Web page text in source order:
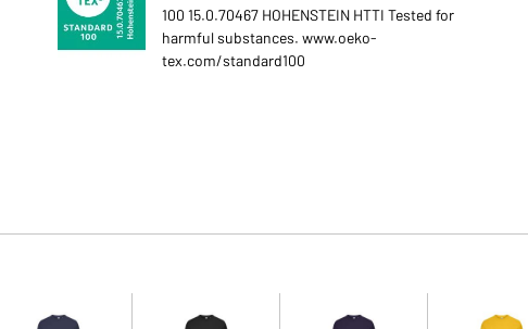
100 15.0.70467 HOHENSTEIN HTTI Tested for
harmful substances. www.oeko-
tex.com/standard100